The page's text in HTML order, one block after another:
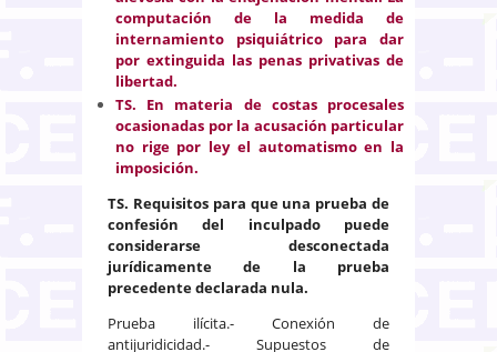
computación de la medida de
internamiento psiquiátrico para dar
por extinguida las penas privativas de
libertad.
TS. En materia de costas procesales
ocasionadas por la acusación particular
no rige por ley el automatismo en la
imposición.
TS. Requisitos para que una prueba de
confesión del inculpado puede
considerarse desconectada
jurídicamente de la prueba
precedente declarada nula.
Prueba ilícita.- Conexión de
antijuridicidad.- Supuestos de